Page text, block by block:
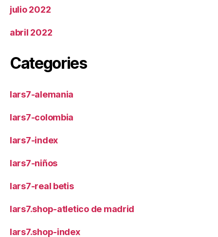
julio 2022
abril 2022
Categories
lars7-alemania
lars7-colombia
lars7-index
lars7-niños
lars7-real betis
lars7.shop-atletico de madrid
lars7.shop-index